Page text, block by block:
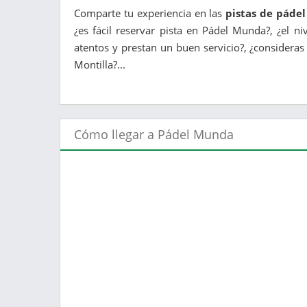
Comparte tu experiencia en las pistas de
¿es fácil reservar pista en Pádel Munda?, ¿el
atentos y prestan un buen servicio?,
Montilla?...
Cómo llegar a Pádel Munda